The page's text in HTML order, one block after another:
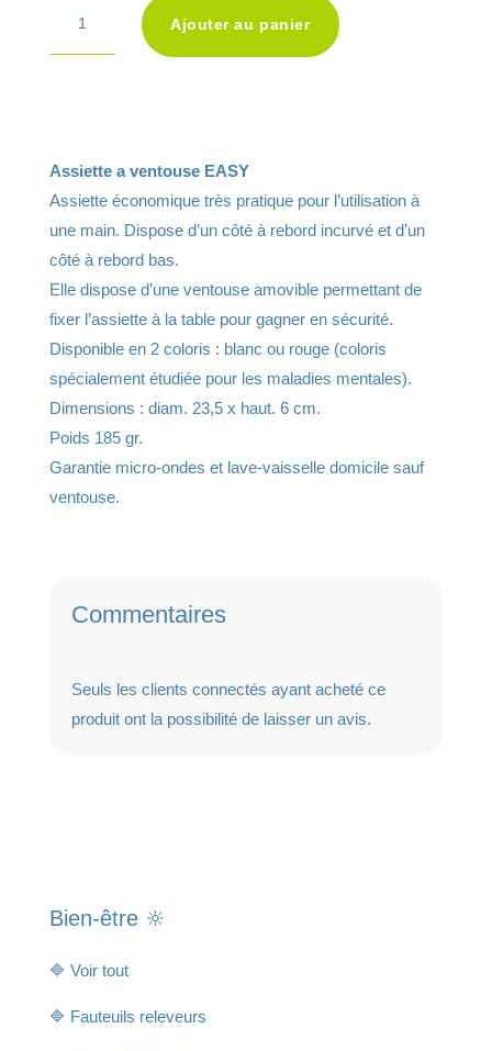
Ajouter au panier
l
Assiette a ventouse EASY
Assiette économique très pratique pour l’utilisation à
une main. Dispose d’un côté à rebord incurvé et d’un
côté à rebord bas.
Elle dispose d’une ventouse amovible permettant de
fixer l’assiette à la table pour gagner en sécurité.
Disponible en 2 coloris : blanc ou rouge (coloris
spécialement étudiée pour les maladies mentales).
Dimensions : diam. 23,5 x haut. 6 cm.
Poids 185 gr.
Garantie micro-ondes et lave-vaisselle domicile sauf
ventouse.
Commentaires
Seuls les clients connectés ayant acheté ce
produit ont la possibilité de laisser un avis.
Bien-être 🔆
🔷 Voir tout
🔷 Fauteuils releveurs